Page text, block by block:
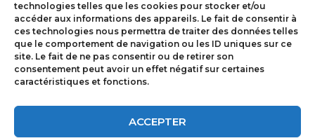
technologies telles que les cookies pour stocker et/ou
accéder aux informations des appareils. Le fait de consentir à
ces technologies nous permettra de traiter des données telles
que le comportement de navigation ou les ID uniques sur ce
site. Le fait de ne pas consentir ou de retirer son
consentement peut avoir un effet négatif sur certaines
caractéristiques et fonctions.
ACCEPTER
Chambriard –
depuis 1850 à
Le Groupement
Chambriard
Les Entrepreneurs
Rejoindre le